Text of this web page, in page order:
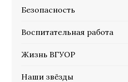
Безопасность
Воспитательная работа
Жизнь ВГУОР
Наши звёзды